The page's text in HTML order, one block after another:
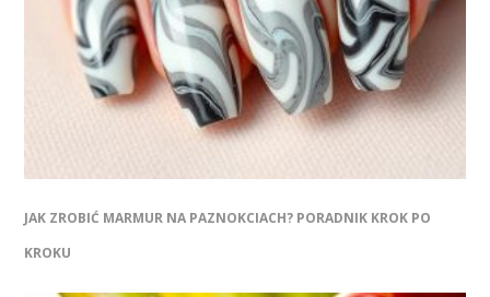
JAK ZROBIĆ MARMUR NA PAZNOKCIACH? PORADNIK KROK PO
KROKU